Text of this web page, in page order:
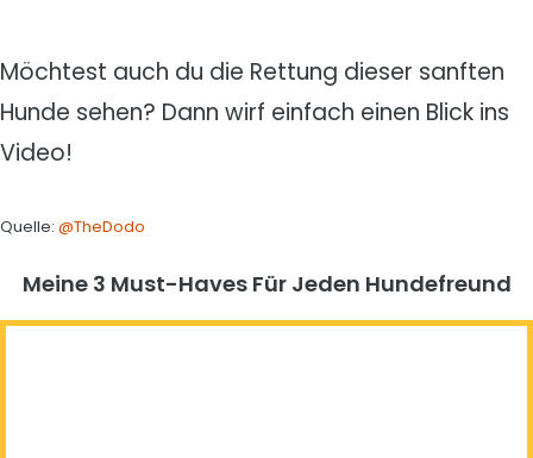
Möchtest auch du die Rettung dieser sanften
Hunde sehen? Dann wirf einfach einen Blick ins
Video!
Quelle: @TheDodo
Meine 3 Must-Haves Für Jeden Hundefreund​